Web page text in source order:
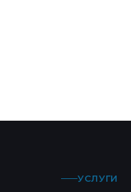
УСЛУГИ